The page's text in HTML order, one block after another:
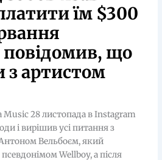
їм $300
повідомив, що
з артистом
Music 28 листопада в Instagram
і вирішив усі питання з
Вельбоєм, який
Wellboy, а після